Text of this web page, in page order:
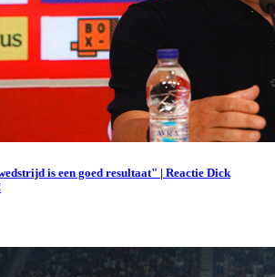
is een goed resultaat" | Reactie Dick